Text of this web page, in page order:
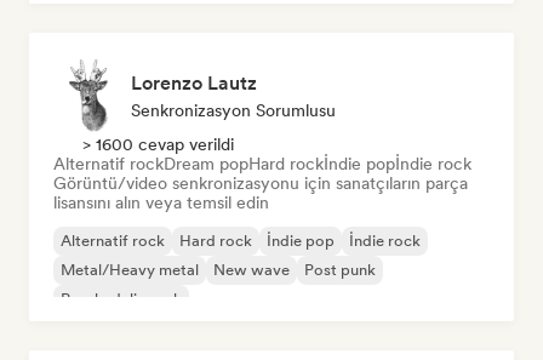
Lorenzo Lautz
Senkronizasyon Sorumlusu
> 1600 cevap verildi
Alternatif rockDream popHard rockİndie popİndie rock
Görüntü/video senkronizasyonu için sanatçıların parça
lisansını alın veya temsil edin
Alternatif rock Hard rock İndie pop
İndie rock
Metal/Heavy metal
New wave
Post punk
Psychedelic rock